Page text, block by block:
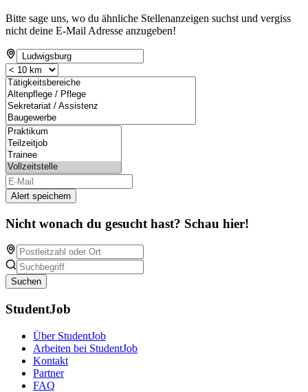
Bitte sage uns, wo du ähnliche Stellenanzeigen suchst und vergiss
nicht deine E-Mail Adresse anzugeben!
Alert speichern
Nicht wonach du gesucht hast? Schau hier!
Suchen
StudentJob
Über StudentJob
Arbeiten bei StudentJob
Kontakt
Partner
FAQ